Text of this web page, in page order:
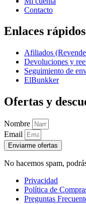
Contacto
Enlaces rápidos
Afiliados
Devoluciones y
Seguimiento de
ElBunkker
Ofertas y
Nombre
Email
Enviarme ofertas
No hacemos spam,
Privacidad
Política de
Preguntas